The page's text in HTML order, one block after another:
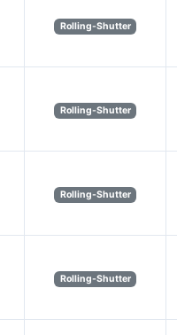
Rolling-Shutter
Rolling-Shutter
Rolling-Shutter
Rolling-Shutter